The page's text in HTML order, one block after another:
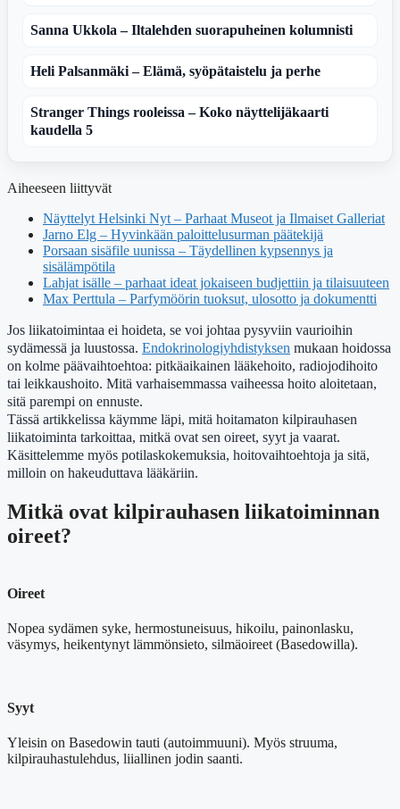
Sanna Ukkola – Iltalehden suorapuheinen kolumnisti
Heli Palsanmäki – Elämä, syöpätaistelu ja perhe
Stranger Things rooleissa – Koko näyttelijäkaarti
kaudella 5
Aiheeseen liittyvät
Näyttelyt Helsinki Nyt – Parhaat Museot ja Ilmaiset Galleriat
Jarno Elg – Hyvinkään paloittelusurman päätekijä
Porsaan sisäfile uunissa – Täydellinen kypsennys ja
sisälämpötila
Lahjat isälle – parhaat ideat jokaiseen budjettiin ja tilaisuuteen
Max Perttula – Parfymöörin tuoksut, ulosotto ja dokumentti
Jos liikatoimintaa ei hoideta, se voi johtaa pysyviin vaurioihin
sydämessä ja luustossa. Endokrinologiyhdistyksen mukaan hoidossa
on kolme päävaihtoehtoa: pitkäaikainen lääkehoito, radiojodihoito
tai leikkaushoito. Mitä varhaisemmassa vaiheessa hoito aloitetaan,
sitä parempi on ennuste.
Tässä artikkelissa käymme läpi, mitä hoitamaton kilpirauhasen
liikatoiminta tarkoittaa, mitkä ovat sen oireet, syyt ja vaarat.
Käsittelemme myös potilaskokemuksia, hoitovaihtoehtoja ja sitä,
milloin on hakeuduttava lääkäriin.
Mitkä ovat kilpirauhasen liikatoiminnan
oireet?
Oireet
Nopea sydämen syke, hermostuneisuus, hikoilu, painonlasku,
väsymys, heikentynyt lämmönsieto, silmäoireet (Basedowilla).
Syyt
Yleisin on Basedowin tauti (autoimmuuni). Myös struuma,
kilpirauhastulehdus, liiallinen jodin saanti.